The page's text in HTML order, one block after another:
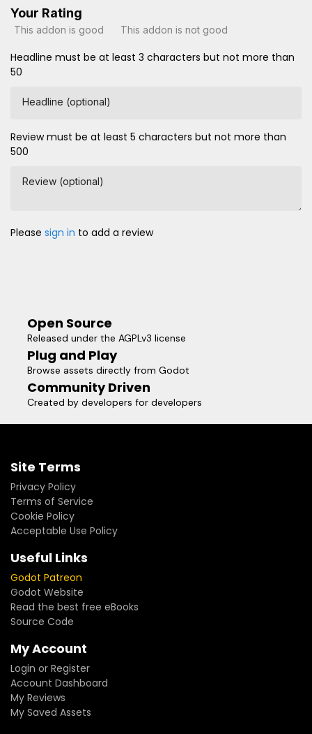
Your Rating
This addon is good This addon is not good
Headline must be at least 3 characters but not more than
50
Headline (optional)
Review must be at least 5 characters but not more than
500
Review (optional)
Please sign in to add a review
Open Source
Released under the AGPLv3 license
Plug and Play
Browse assets directly from Godot
Community Driven
Created by developers for developers
Site Terms
Privacy Policy
Terms of Service
Cookie Policy
Acceptable Use Policy
Useful Links
Godot Patreon
Godot Website
Read the best free eBooks
Source Code
My Account
Login or Register
Account Dashboard
My Reviews
My Saved Assets